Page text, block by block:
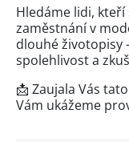
Hledáme lidi,
zaměstnání v
dlouhé
spolehlivost a
📩 Zaujala Vás
Vám ukážeme